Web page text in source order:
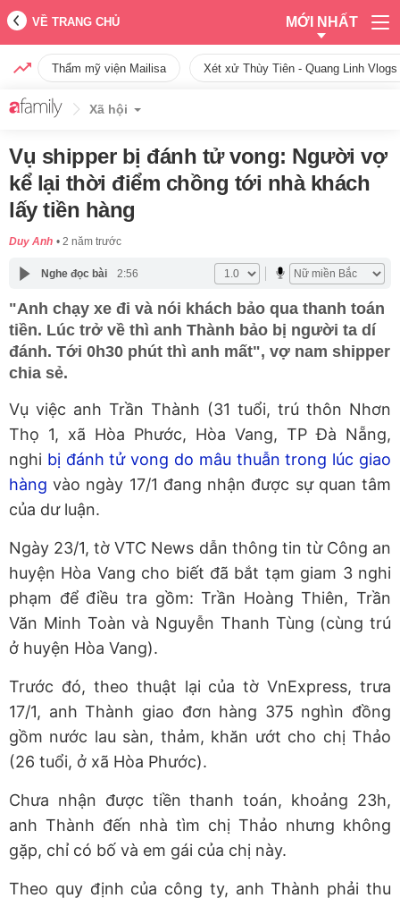
VỀ TRANG CHỦ MỚI NHẤT
Thẩm mỹ viện Mailisa Xét xử Thùy Tiên - Quang Linh
Xã hội
Vụ shipper bị đánh tử vong: Người vợ
kể lại thời điểm chồng tới nhà khách
lấy tiền hàng
Duy Anh 2 năm trước
Nghe đọc bài 2:56
"Anh chạy xe đi và nói khách bảo qua thanh toán
tiền. Lúc trở về thì anh Thành bảo bị người ta dí
đánh. Tới 0h30 phút thì anh mất", vợ nam shipper
chia sẻ.
Vụ việc anh Trần Thành (31 tuổi, trú thôn Nhơn
Thọ 1, xã Hòa Phước, Hòa Vang, TP Đà Nẵng,
nghi bị đánh tử vong do mâu thuẫn trong lúc giao
hàng vào ngày 17/1 đang nhận được sự quan tâm
của dư luận.
Ngày 23/1, tờ VTC News dẫn thông tin từ Công an
huyện Hòa Vang cho biết đã bắt tạm giam 3 nghi
phạm để điều tra gồm: Trần Hoàng Thiên, Trần
Văn Minh Toàn và Nguyễn Thanh Tùng (cùng trú
ở huyện Hòa Vang).
Trước đó, theo thuật lại của tờ VnExpress, trưa
17/1, anh Thành giao đơn hàng 375 nghìn đồng
gồm nước lau sàn, thảm, khăn ướt cho chị Thảo
(26 tuổi, ở xã Hòa Phước).
Chưa nhận được tiền thanh toán, khoảng 23h,
anh Thành đến nhà tìm chị Thảo nhưng không
gặp, chỉ có bố và em gái của chị này.
Theo quy định của công ty, anh Thành phải thu